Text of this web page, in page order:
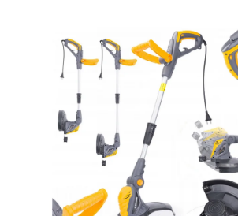
hviezdičiek.